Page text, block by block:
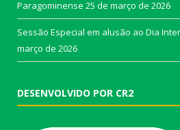
Paragominense 25 de março de 2026
Sessão Especial em alusão ao Dia
março de 2026
DESENVOLVIDO POR CR2